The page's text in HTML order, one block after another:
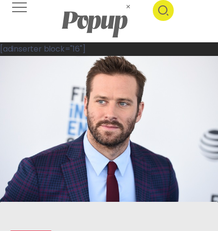
[adinserter block="16"]